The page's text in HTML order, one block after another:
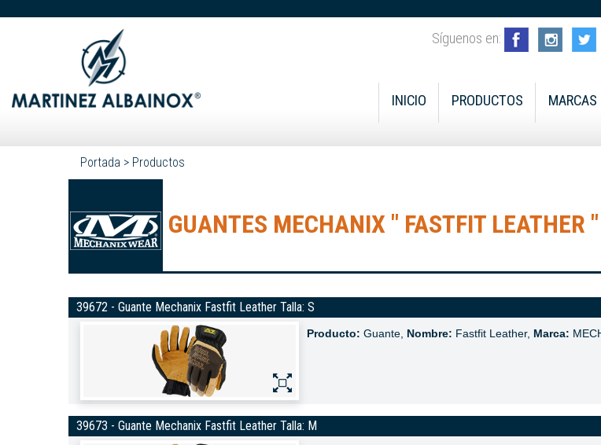
Síguenos en:
INICIO PRODUCTOS MARCAS
Portada > Productos
GUANTES MECHANIX " FASTFIT LEATHER "
39672 - Guante Mechanix Fastfit Leather Talla: S
Producto: Guante, Nombre: Fastfit Leather, Marca:
39673 - Guante Mechanix Fastfit Leather Talla: M